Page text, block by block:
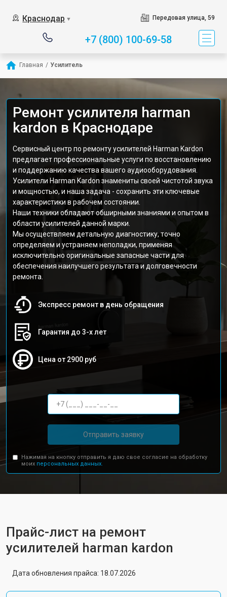
Краснодар ▼ Передовая улица, 59
+7 (800) 100-69-58
Главная / Усилитель
Ремонт усилителя harman
kardon в Краснодаре
Сервисный центр по ремонту усилителей Harman Kardon
предлагает профессиональные услуги по восстановлению
и поддержанию качества вашего аудиооборудования.
Усилители Harman Kardon знамениты своей чистотой звука
и мощностью, и наша задача - сохранить эти ключевые
характеристики в рабочем состоянии.
Наши техники обладают обширными знаниями и опытом в
области усилителей данной марки.
Мы осуществляем детальную диагностику, точно
определяем и устраняем неполадки, применяя
исключительно оригинальные запасные части для
обеспечения наилучшего результата и долговечности
ремонта.
Экспресс ремонт в день обращения
Гарантия до 3-х лет
Цена от 2900 руб
Отправить заявку
Нажимая на кнопку отправить я даю свое согласие на обработку
моих персональных данных.
Прайс-лист на ремонт
усилителей harman kardon
Дата обновления прайса: 18.07.2026